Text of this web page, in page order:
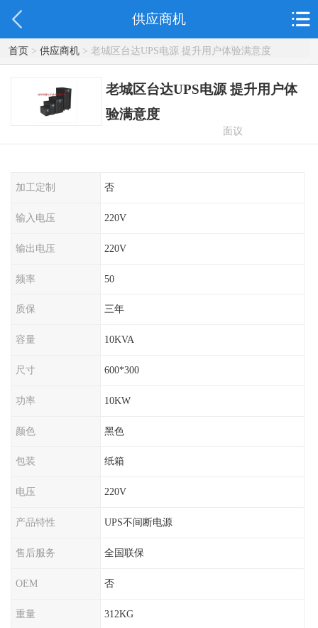
供应商机
首页> 供应商机> 老城区台达UPS电源 提升用户体验满意度
老城区台达UPS电源 提升用户体
验满意度
面议
加工定制 否
输入电压 220V
输出电压 220V
频率 50
质保 三年
容量 10KVA
尺寸 600*300
功率 10KW
颜色 黑色
包装 纸箱
电压 220V
产品特性 UPS不间断电源
售后服务 全国联保
OEM 否
重量 312KG